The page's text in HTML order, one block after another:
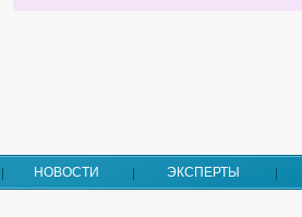
НОВОСТИ ЭКСПЕРТЫ